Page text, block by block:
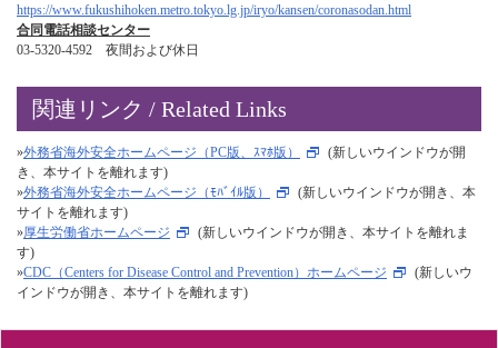
https://www.fukushihoken.metro.tokyo.lg.jp/iryo/kansen/coronasodan.html
合同電話相談センター
03-5320-4592 夜間および休日
関連リンク / Related Links
»外務省海外安全ホームページ（PC版、ｽﾏﾎ版）
(新しいウインドウが開
き、本サイトを離れます)
»外務省海外安全ホームページ（ﾓﾊﾞｲﾙ版）
(新しいウインドウが開き、本
サイトを離れます)
»厚生労働省ホームページ
(新しいウインドウが開き、本サイトを離れま
す)
»CDC（Centers for Disease Control and Prevention）ホームページ
(新しいウ
インドウが開き、本サイトを離れます)